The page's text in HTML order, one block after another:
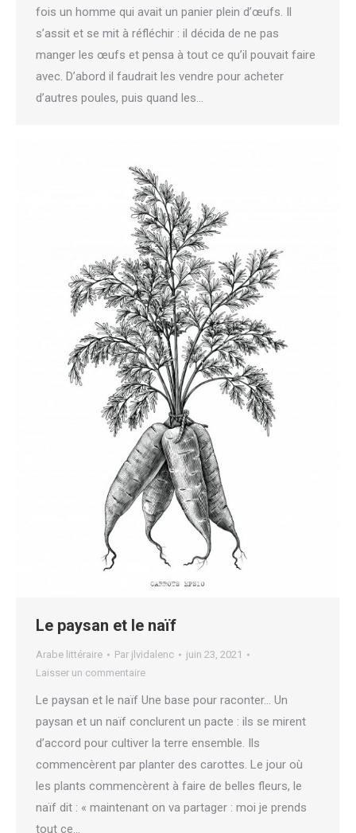
fois un homme qui avait un panier plein d’œufs. Il
s’assit et se mit à réfléchir : il décida de ne pas
manger les œufs et pensa à tout ce qu’il pouvait faire
avec. D’abord il faudrait les vendre pour acheter
d’autres poules, puis quand les…
Le paysan et le naïf
Arabe littéraire Par jlvidalenc
juin 23, 2021
Laisser un commentaire
Le paysan et le naïf Une base pour raconter… Un
paysan et un naïf conclurent un pacte : ils se mirent
d’accord pour cultiver la terre ensemble. Ils
commencèrent par planter des carottes. Le jour où
les plants commencèrent à faire de belles fleurs, le
naïf dit : « maintenant on va partager : moi je prends
tout ce…